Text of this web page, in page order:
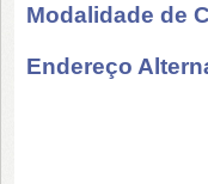
Modalidade de
Endereço